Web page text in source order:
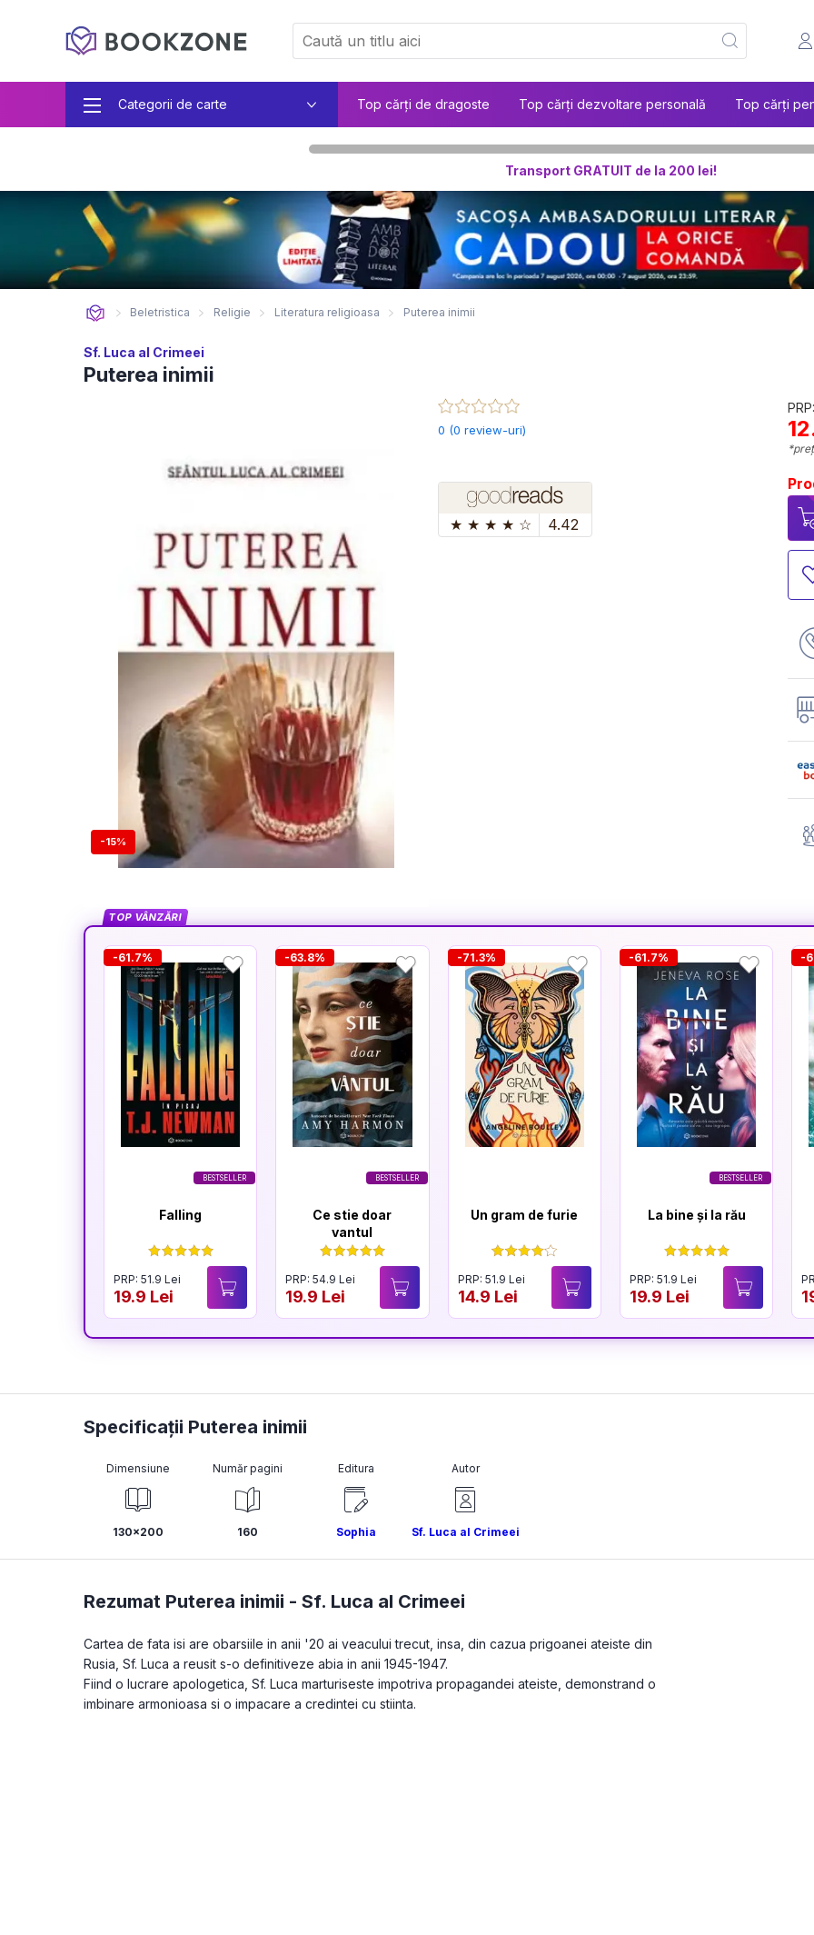
Categorii de carte Top cărți de dragoste Top cărți dezvoltare personală Top cărți
Transport GRATUIT de la 200 lei!
Beletristica Religie Literatura religioasa Puterea inimii
Sf. Luca al Crimeei
Puterea inimii
-15%
0 (0 review-uri)
★ ★ ★ ★ ☆ 4.42
TOP VÂNZĂRI
BESTSELLER
-61.7%
Falling
PRP: 51.9 Lei
19.9 Lei
BESTSELLER
-63.8%
Ce stie doar
vantul
PRP: 54.9 Lei
19.9 Lei
-71.3%
Un gram de furie
PRP: 51.9 Lei
14.9 Lei
BESTSELLER
-61.7%
La bine și la rău
PRP: 51.9 Lei
19.9 Lei
-
Specificații Puterea inimii
Dimensiune
130x200
Număr pagini
160
Editura
Sophia
Autor
Sf. Luca al Crimeei
Rezumat Puterea inimii - Sf. Luca al Crimeei
Cartea de fata isi are obarsiile in anii '20 ai veacului trecut, insa, din cazua prigoanei ateiste din
Rusia, Sf. Luca a reusit s-o definitiveze abia in anii 1945-1947.
Fiind o lucrare apologetica, Sf. Luca marturiseste impotriva propagandei ateiste, demonstrand o
imbinare armonioasa si o impacare a credintei cu stiinta.